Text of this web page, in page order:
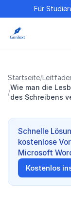
Für
Startseite/
/
Wie man die
des Schreibens
Schnelle
kostenlose
Microsoft
Kostenlos